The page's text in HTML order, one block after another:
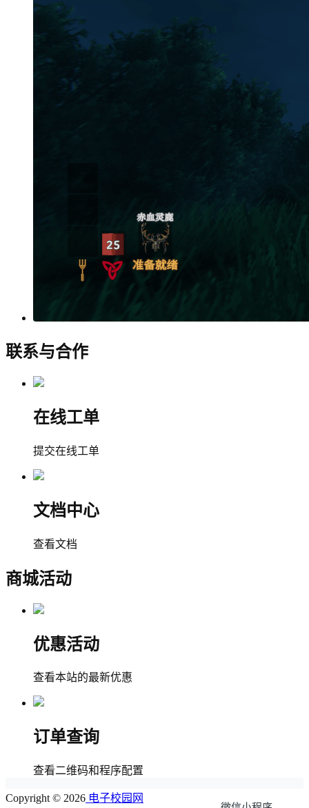
联系与合作
在线工单
提交在线工单
文档中心
查看文档
商城活动
优惠活动
查看本站的最新优惠
订单查询
查看二维码和程序配置
Copyright © 2026 电子校园网